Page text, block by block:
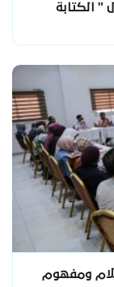
" الكتابة
ومفهوم